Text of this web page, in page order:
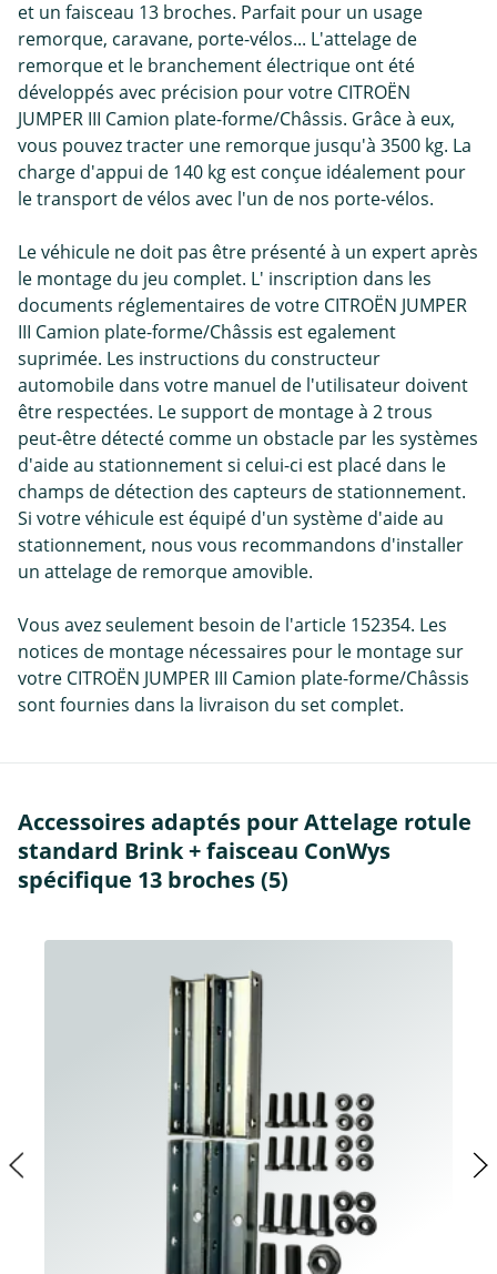
et un faisceau 13 broches. Parfait pour un usage
remorque, caravane, porte-vélos... L'attelage de
remorque et le branchement électrique ont été
développés avec précision pour votre CITROËN
JUMPER III Camion plate-forme/Châssis. Grâce à eux,
vous pouvez tracter une remorque jusqu'à 3500 kg. La
charge d'appui de 140 kg est conçue idéalement pour
le transport de vélos avec l'un de nos porte-vélos.
Le véhicule ne doit pas être présenté à un expert après
le montage du jeu complet. L' inscription dans les
documents réglementaires de votre CITROËN JUMPER
III Camion plate-forme/Châssis est egalement
suprimée. Les instructions du constructeur
automobile dans votre manuel de l'utilisateur doivent
être respectées. Le support de montage à 2 trous
peut-être détecté comme un obstacle par les systèmes
d'aide au stationnement si celui-ci est placé dans le
champs de détection des capteurs de stationnement.
Si votre véhicule est équipé d'un système d'aide au
stationnement, nous vous recommandons d'installer
un attelage de remorque amovible.
Vous avez seulement besoin de l'article 152354. Les
notices de montage nécessaires pour le montage sur
votre CITROËN JUMPER III Camion plate-forme/Châssis
sont fournies dans la livraison du set complet.
Accessoires adaptés pour Attelage rotule
standard Brink + faisceau ConWys
spécifique 13 broches (5)